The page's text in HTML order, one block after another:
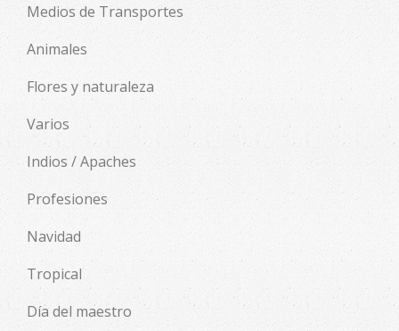
Medios de Transportes
Animales
Flores y naturaleza
Varios
Indios / Apaches
Profesiones
Navidad
Tropical
Día del maestro